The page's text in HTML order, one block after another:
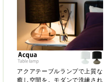
アクアテーブルランプで上質な
癒し空間を。モダンで洗練され